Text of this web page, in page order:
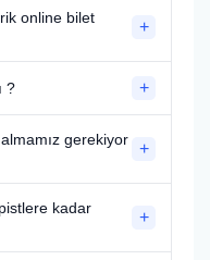
online bilet
+
? +
gerekiyor
+
kadar
+